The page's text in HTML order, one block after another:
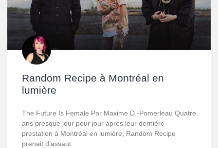
Random Recipe à Montréal en
lumière
The Future Is Female Par Maxime D.-Pomerleau Quatre
ans presque jour pour jour après leur dernière
prestation à Montréal en lumière, Random Recipe
prenait d’assaut